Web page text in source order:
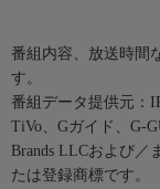
番組内容、放送時間
す。
番組データ提供元：
TiVo、Gガイド、G-
Brands LLCおよび／
たは登録商標です。